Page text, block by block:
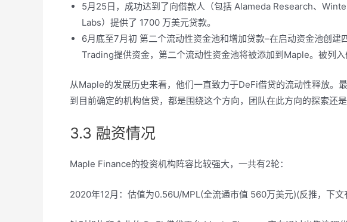
5月25日，成功达到了向借款人（包括 Alameda Research、
Labs）提供了 1700 万美元贷款。
6月底至7月初 第二个流动性资金池和增加贷款–在启动资金池创
Trading提供资金，第二个流动性资金池将被添加到Maple。被列入
从Maple的发展历史来看，他们一直致力于DeFi借贷的流动性释放。
到目前确定的机构信贷，都是围绕这个方向，团队在此方向的探索还是
3.3 融资情况
Maple Finance的投资机构阵容比较强大，一共有2轮：
2020年12月：估值为0.56U/MPL(全流通市值 560万美元)(反推，下文